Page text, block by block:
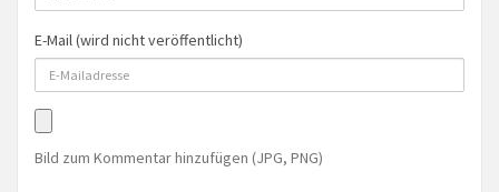
E-Mail (wird nicht veröffentlicht)
Bild zum Kommentar hinzufügen (JPG, PNG)